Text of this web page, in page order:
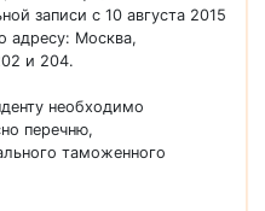
записи с 10 августа 2015
адресу: Москва,
и 204.
необходимо
перечню,
таможенного